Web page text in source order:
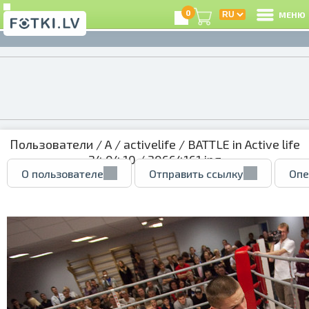
0 МЕНЮ
Пользователи /A/ activelife / BATTLE in Active life
24.04.10/ 30664161.jpg
О пользователе Отправить ссылку